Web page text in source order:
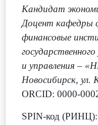
Кандидат
Доцент кафедры
финансовые
и управления –
Новосибирск, ул.
ORCID: 0000-
SPIN-код